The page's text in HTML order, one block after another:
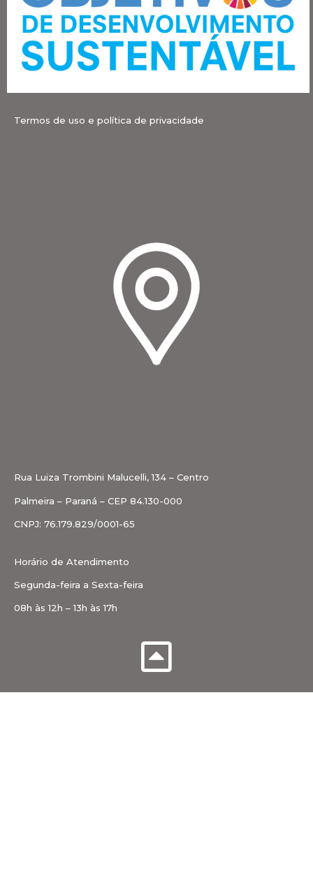
Termos de uso e política de privacidade
Rua Luiza Trombini Malucelli, 134 – Centro
Palmeira – Paraná – CEP 84.130-000
CNPJ: 76.179.829/0001-65
Horário de Atendimento
Segunda-feira a Sexta-feira
08h às 12h – 13h às 17h